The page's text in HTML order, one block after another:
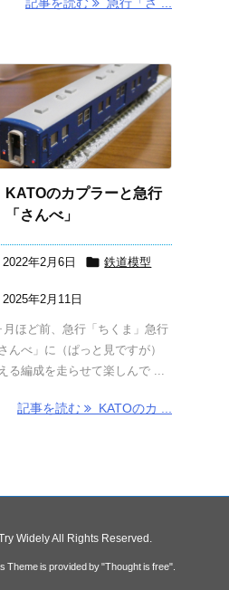
KATOのカプラーと急行
「さんべ」
2022年2月6日  鉄道模型
2025年2月11日
月ほど前、急行「ちくま」急行
さんべ」に（ぱっと見ですが）
る編成を走らせて楽しんで ...
記事を読む KATOのカ ...
WidelyAll Rights Reserved.
Theme is provided by "Thought is free".